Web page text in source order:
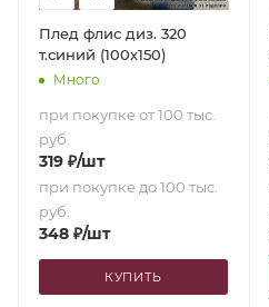
Плед флис диз. 320
т.синий (100х150)
Много
при покупке от 100 тыс.
руб.
319 ₽/шт
при покупке до 100 тыс.
руб.
348 ₽/шт
КУПИТЬ